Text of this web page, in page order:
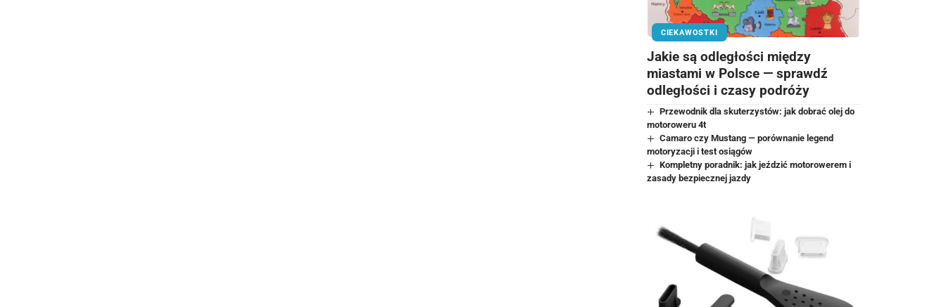
CIEKAWOSTKI
Jakie są odległości między
miastami w Polsce — sprawdź
odległości i czasy podróży
Przewodnik dla skuterzystów: jak dobrać olej do
motoroweru 4t
Camaro czy Mustang — porównanie legend
motoryzacji i test osiągów
Kompletny poradnik: jak jeździć motorowerem i
zasady bezpiecznej jazdy